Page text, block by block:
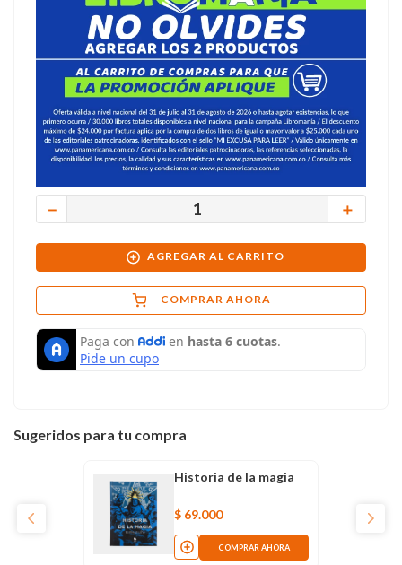
＋
－
AGREGAR AL CARRITO
COMPRAR AHORA
Sugeridos para tu compra
Historia de la magia
$ 69.000
COMPRAR AHORA